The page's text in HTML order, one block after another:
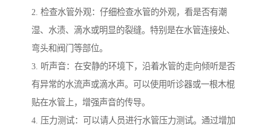
2. 检查水管外观：仔细检查水管的外观，看是否有潮
湿、水渍、滴水或明显的裂缝。特别是在水管连接处、
弯头和阀门等部位。
3. 听声音：在安静的环境下，沿着水管的走向倾听是否
有异常的水流声或滴水声。可以使用听诊器或一根木棍
贴在水管上，增强声音的传导。
4. 压力测试：可以请人员进行水管压力测试。通过增加